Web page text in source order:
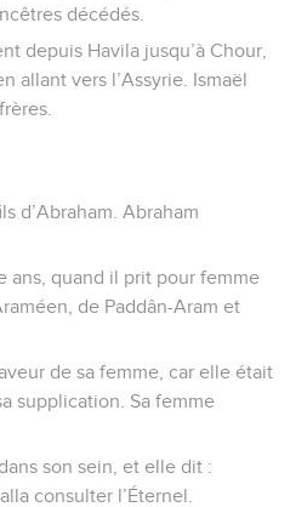
décédés.
depuis Havila jusqu’à Chour,
allant vers l’Assyrie. Ismaël
d’Abraham. Abraham
ans, quand il prit pour femme
de Paddân-Aram et
de sa femme, car elle était
supplication. Sa femme
son sein, et elle dit :
consulter l’Éternel.